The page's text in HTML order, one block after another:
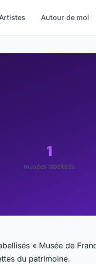
Artistes Autour de moi
1
musées labellisés
« Musée de
du patrimoine.